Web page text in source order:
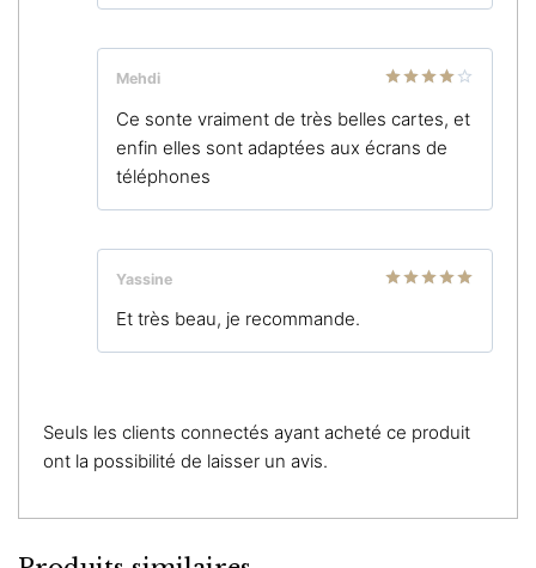
sur 5
Mehdi
Ce sonte vraiment de très belles cartes, et
enfin elles sont adaptées aux écrans de
téléphones
Yassine
Et très beau, je recommande.
Seuls les clients connectés ayant acheté ce produit
ont la possibilité de laisser un avis.